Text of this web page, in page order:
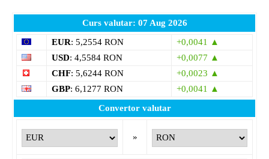
Curs valutar: 07 Aug 2026
EUR: 5,2554 RON
+0,0041 ▲
USD: 4,5584 RON
+0,0077 ▲
CHF: 5,6244 RON
+0,0023 ▲
GBP: 6,1277 RON
+0,0041 ▲
Convertor valutar
»